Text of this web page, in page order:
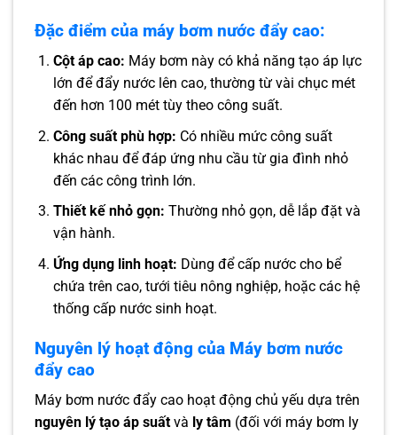
Đặc điểm của máy bơm nước đẩy cao:
Cột áp cao: Máy bơm này có khả năng tạo áp lực
lớn để đẩy nước lên cao, thường từ vài chục mét
đến hơn 100 mét tùy theo công suất.
Công suất phù hợp: Có nhiều mức công suất
khác nhau để đáp ứng nhu cầu từ gia đình nhỏ
đến các công trình lớn.
Thiết kế nhỏ gọn: Thường nhỏ gọn, dễ lắp đặt và
vận hành.
Ứng dụng linh hoạt: Dùng để cấp nước cho bể
chứa trên cao, tưới tiêu nông nghiệp, hoặc các hệ
thống cấp nước sinh hoạt.
Nguyên lý hoạt động của Máy bơm nước
đẩy cao
Máy bơm nước đẩy cao hoạt động chủ yếu dựa trên
nguyên lý tạo áp suất và ly tâm (đối với máy bơm ly